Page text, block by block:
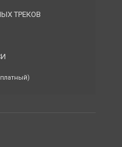
ТРЕКОВ